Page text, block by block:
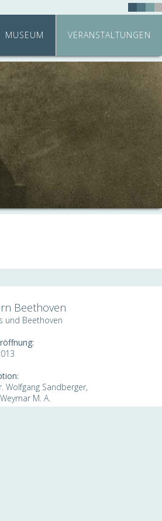
MUSEUM VERANSTALTUNGEN
Beethoven
und Beethoven
Wolfgang Sandberger,
M. A.